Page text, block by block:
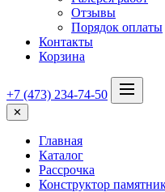
Отзывы
Порядок оплаты
Контакты
Корзина
+7 (473) 234-74-50
✕
Главная
Каталог
Рассрочка
Конструктор